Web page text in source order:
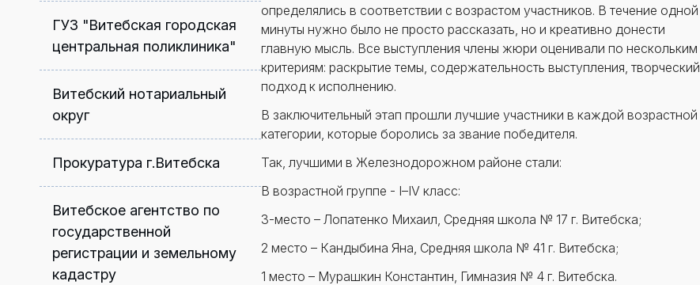
ГУЗ "Витебская городская
центральная поликлиника"
Витебский нотариальный
округ
Прокуратура г.Витебска
Витебское агентство по
государственной
регистрации и земельному
кадастру
определялись в соответствии с возрастом участников. В течение одной
минуты нужно было не просто рассказать, но и креативно донести
главную мысль. Все выступления члены жюри оценивали по нескольким
критериям: раскрытие темы, содержательность выступления, творческий
подход к исполнению.
В заключительный этап прошли лучшие участники в каждой возрастной
категории, которые боролись за звание победителя.
Так, лучшими в Железнодорожном районе стали:
В возрастной группе - I–IV класс:
3-место – Лопатенко Михаил, Средняя школа № 17 г. Витебска;
2 место – Кандыбина Яна, Средняя школа № 41 г. Витебска;
1 место – Мурашкин Константин, Гимназия № 4 г. Витебска.